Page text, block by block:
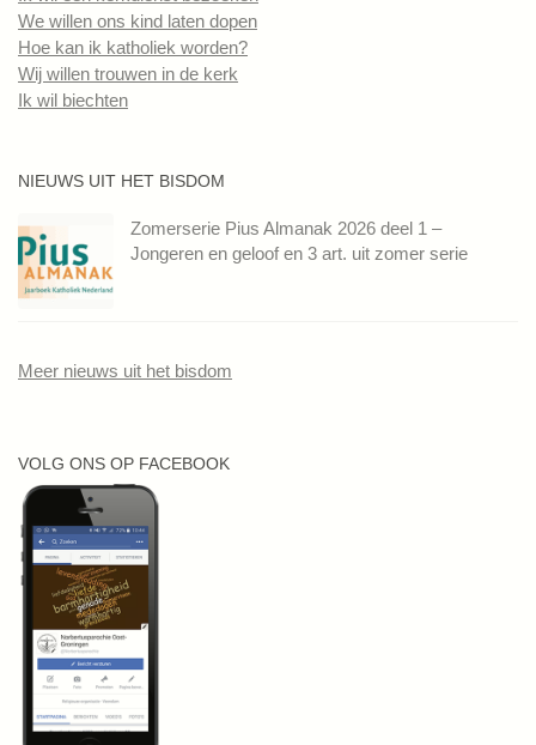
We willen ons kind laten dopen
Hoe kan ik katholiek worden?
Wij willen trouwen in de kerk
Ik wil biechten
NIEUWS UIT HET BISDOM
Zomerserie Pius Almanak 2026 deel 1 –
Jongeren en geloof en 3 art. uit zomer serie
Meer nieuws uit het bisdom
VOLG ONS OP FACEBOOK